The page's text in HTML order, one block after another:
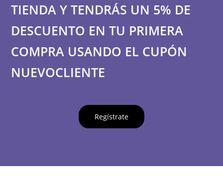
TIENDA Y TENDRÁS UN 5% DE
DESCUENTO EN TU PRIMERA
COMPRA USANDO EL CUPÓN
NUEVOCLIENTE
Regístrate